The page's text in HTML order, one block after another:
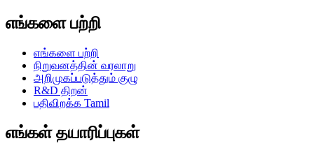
எங்களை பற்றி
எங்களை பற்றி
நிறுவனத்தின் வரலாறு
அறிமுகப்படுத்தும் குழு
R&D திறன்
பதிவிறக்க Tamil
எங்கள் தயாரிப்புகள்